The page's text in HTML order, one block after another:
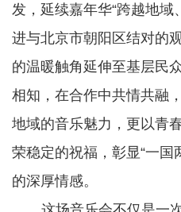
发，延续嘉年华“跨越地
进与北京市朝阳区结对的
的温暖触角延伸至基层民
相知，在合作中共情共融
地域的音乐魅力，更以青
荣稳定的祝福，彰显“一国
的深厚情感。